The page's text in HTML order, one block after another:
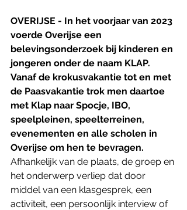
OVERIJSE - In het voorjaar van 2023
voerde Overijse een
belevingsonderzoek bij kinderen en
jongeren onder de naam KLAP.
Vanaf de krokusvakantie tot en met
de Paasvakantie trok men daartoe
met Klap naar Spocje, IBO,
speelpleinen, speelterreinen,
evenementen en alle scholen in
Overijse om hen te bevragen.
Afhankelijk van de plaats, de groep en
het onderwerp verliep dat door
middel van een klasgesprek, een
activiteit, een persoonlijk interview of